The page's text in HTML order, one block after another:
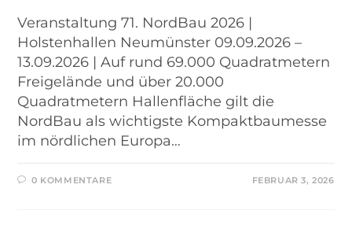
Veranstaltung 71. NordBau 2026 |
Holstenhallen Neumünster 09.09.2026 –
13.09.2026 | Auf rund 69.000 Quadratmetern
Freigelände und über 20.000
Quadratmetern Hallenfläche gilt die
NordBau als wichtigste Kompaktbaumesse
im nördlichen Europa…
0 KOMMENTARE FEBRUAR 3, 2026